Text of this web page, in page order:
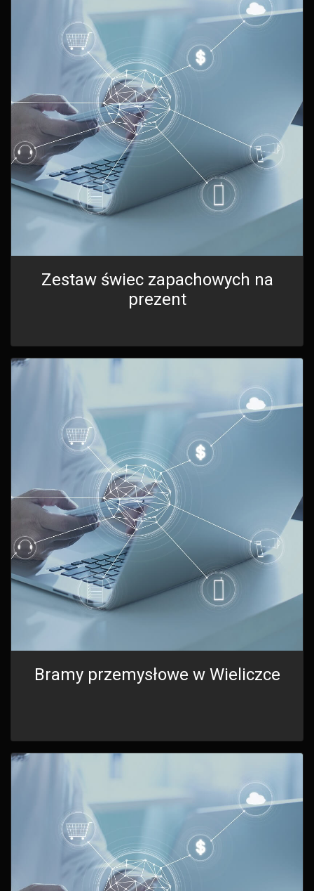
Zestaw świec zapachowych na
prezent
Bramy przemysłowe w Wieliczce